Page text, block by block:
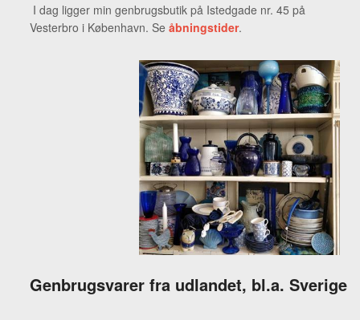
I dag ligger min genbrugsbutik på Istedgade nr. 45 på
Vesterbro i København. Se åbningstider.
Genbrugsvarer fra udlandet, bl.a. Sverige